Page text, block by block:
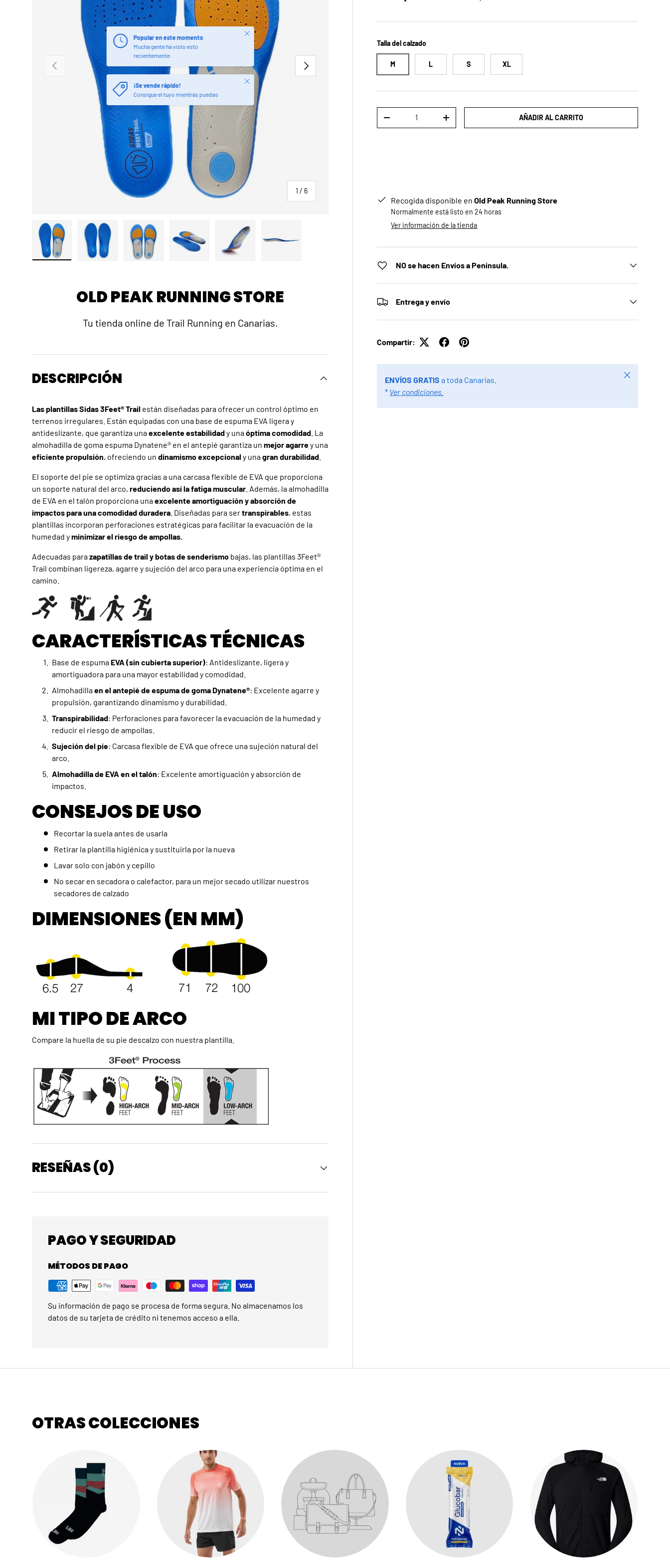
ANTERIOR
1 / de
6
SIGUIENTE
¡Se vende rápido!
Consigue el tuyo mientras puedas
Cerrar
Cargar imagen 6 en la vista de galería
Talla del calzado
M L S XL
DISMINUIR CANTIDADAUMENTAR LA CANTIDADAÑADIR AL CARRITO
Recogida disponible enOld Peak Running Store
Normalmente está listo en 24 horas
Ver información de la tienda
NO se hacen Envíos a Península.
Entrega y envío
Compartir:
ENVÍOS GRATISa toda Canarias.
* Ver condiciones.
Cerrar
OLD PEAK RUNNING STORE
Tu tienda online de Trail Running en Canarias.
DESCRIPCIÓN
Las plantillas Sidas 3Feet® Trail están diseñadas para ofrecer un control óptimo en
terrenos irregulares. Están equipadas con una base de espuma EVA ligera y
antideslizante, que garantiza unaexcelente estabilidady unaóptima comodidad . La
almohadilla de goma espuma Dynatene® en el antepié garantiza un mejor agarrey una
eficiente propulsión, ofreciendo un dinamismo excepcionaly unagran durabilidad
El soporte del pie se optimiza gracias a una carcasa flexible de EVA que proporciona
un soporte natural del arco, reduciendo así la fatiga muscular . Además, la almohadilla
de EVA en el talón proporciona unaexcelente amortiguación y absorción de
impactos para una comodidad duradera . Diseñadas para sertranspirables, estas
plantillas incorporan perforaciones estratégicas para facilitar la evacuación de la
humedad yminimizar el riesgo de ampollas.
Adecuadas parazapatillas de trail y botas de senderismo bajas, las plantillas 3Feet®
Trail combinan ligereza, agarre y sujeción del arco para una experiencia óptima en el
camino.
CARACTERÍSTICAS TÉCNICAS
Base de espuma EVA (sin cubierta superior): Antideslizante, ligera y
amortiguadora para una mayor estabilidad y comodidad.
Almohadillaen el antepié de espuma de goma Dynatene®: Excelente agarre y
propulsión, garantizando dinamismo y durabilidad.
Transpirabilidad: Perforaciones para favorecer la evacuación de la humedad y
reducir el riesgo de ampollas.
Sujeción del pie: Carcasa flexible de EVA que ofrece una sujeción natural del
arco.
Almohadilla de EVA en el talón: Excelente amortiguación y absorción de
impactos.
CONSEJOS DE USO
Recortar la suela antes de usarla
Retirar la plantilla higiénica y sustituirla por la nueva
Lavar solo con jabón y cepillo
No secar en secadora o calefactor, para un mejor secado utilizar nuestros
secadores de calzado
DIMENSIONES (EN MM)
MI TIPO DE ARCO
Compare la huella de su pie descalzo con nuestra plantilla.
RESEÑAS (0)
PAGO Y SEGURIDAD
MÉTODOS DE PAGO
Su información de pago se procesa de forma segura. No almacenamos los
datos de su tarjeta de crédito ni tenemos acceso a ella.
OTRAS COLECCIONES